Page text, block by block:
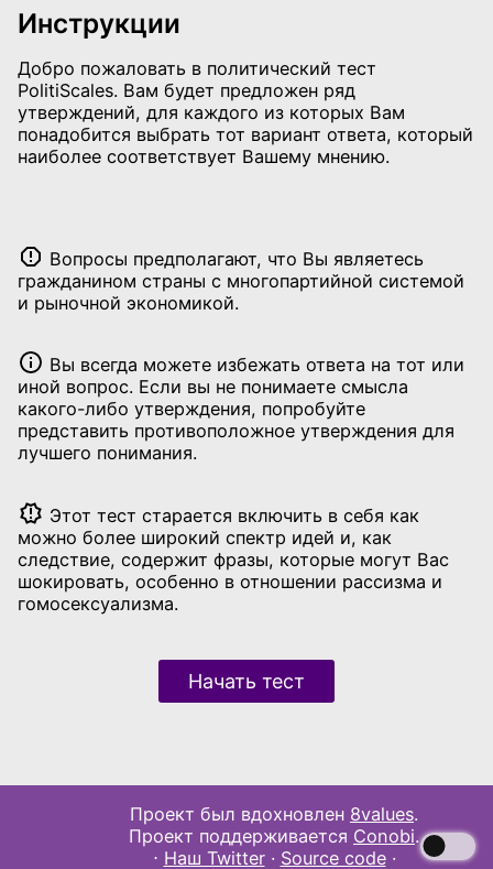
Инструкции
Добро пожаловать в политический тест
PolitiScales. Вам будет предложен ряд
утверждений, для каждого из которых Вам
понадобится выбрать тот вариант ответа, который
наиболее соответствует Вашему мнению.
Вопросы предполагают, что Вы являетесь
гражданином страны с многопартийной системой
и рыночной экономикой.
Вы всегда можете избежать ответа на тот или
иной вопрос. Если вы не понимаете смысла
какого-либо утверждения, попробуйте
представить противоположное утверждения для
лучшего понимания.
Этот тест старается включить в себя как
можно более широкий спектр идей и, как
следствие, содержит фразы, которые могут Вас
шокировать, особенно в отношении рассизма и
гомосексуализма.
Начать тест
Проект был вдохновлен 8values.
Проект поддерживается Conobi.
⋅ Наш Twitter· Source code·